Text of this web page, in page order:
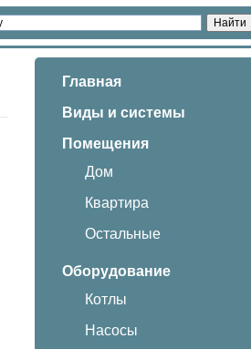
Главная
Виды и системы
Помещения
Дом
Квартира
Остальные
Оборудование
Котлы
Насосы